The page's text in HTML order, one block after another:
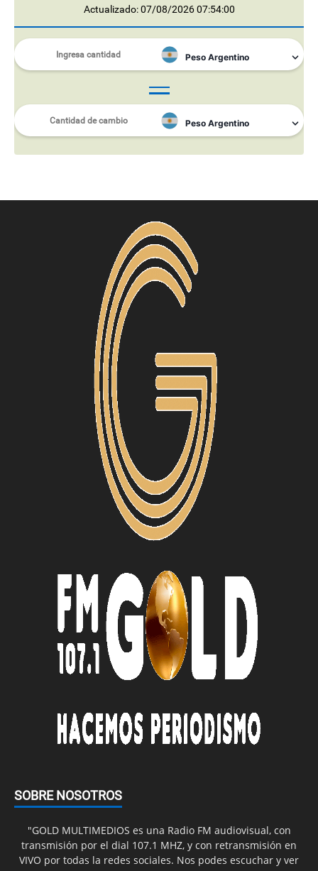
Actualizado: 07/08/2026 07:54:00
SOBRE NOSOTROS
"GOLD MULTIMEDIOS es una Radio FM audiovisual, con
transmisión por el dial 107.1 MHZ, y con retransmisión en
VIVO por todas la redes sociales. Nos podes escuchar y ver